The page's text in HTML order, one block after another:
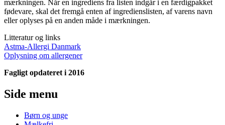
mærkningen. Når en ingrediens fra listen indgår i en færdigpakket
fødevare, skal det fremgå enten af ingredienslisten, af varens navn
eller oplyses på en anden måde i mærkningen.
Litteratur og links
Astma-Allergi Danmark
Oplysning om allergener
Fagligt opdateret i 2016
Side menu
Børn og unge